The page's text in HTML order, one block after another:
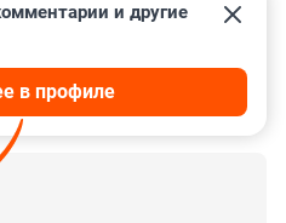
и другие
в профиле